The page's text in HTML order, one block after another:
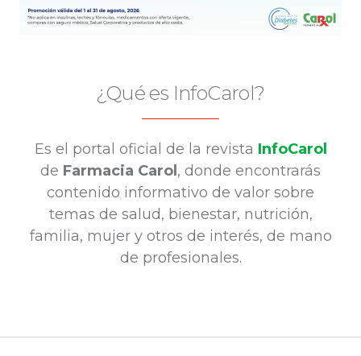
¿Qué es InfoCarol?
Es el portal oficial de la revista InfoCarol
de Farmacia Carol , donde encontrarás
contenido informativo de valor sobre
temas de salud, bienestar, nutrición,
familia, mujer y otros de interés, de mano
de profesionales.